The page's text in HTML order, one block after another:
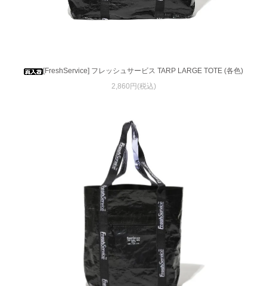
[FreshService] フレッシュサービス TARP LARGE TOTE (各色)
2,860円(税込)